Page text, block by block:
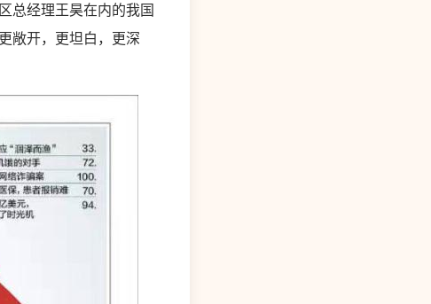
总经理王昊在内的我国
敞开，更坦白，更深